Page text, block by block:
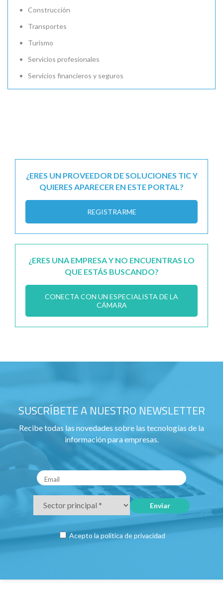
Construcción
Transportes
Turismo
Servicios profesionales
Servicios financieros y seguros
¿ERES UN PROVEEDOR DE SOLUCIONES TIC Y
QUIERES APARECER EN ESTE PORTAL?
REGISTRARME
¿ERES UNA EMPRESA Y NO ENCUENTRAS LO
QUE ESTÁS BUSCANDO?
CONECTA CON UN ESPECIALISTA DE LA
CÁMARA
SUSCRÍBETE A NUESTRO NEWSLETTER
Recibe todas las novedades sobre las tecnologías de la
información para empresas.
Acepto la política de privacidad